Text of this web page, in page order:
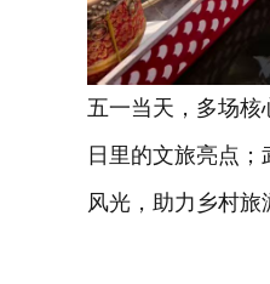
五一当天，多场核
日里的文旅亮点
风光，助力乡村旅